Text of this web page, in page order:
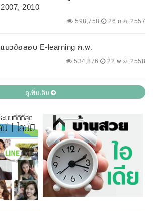
2007, 2010
598,758 26 ก.ค. 2557
แนวข้อสอบ E-learning ก.พ.
534,876 22 พ.ย. 2558
ดูเพิ่มเติม